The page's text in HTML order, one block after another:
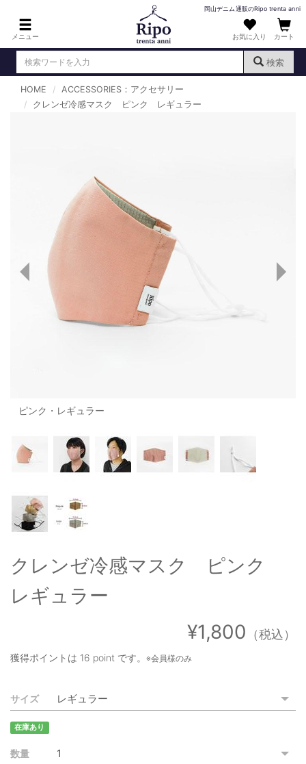
メニュー
岡山デニム通販のRipo trenta anni
お気に入り カート
検索
ログイン （新規会員登録）
PANTS : パンツ
TOPS : トップス
OUTERS : アウター
OUTERS : アウター
MENS : メンズ
LADIES : レディース
新規会員登録
お買い物カゴ
特定商取引法に基づく表記
HOME
ACCESSORIES：アクセサリー
クレンゼ冷感マスク ピンク レギュラー
ピンク・レギュラー
クレンゼ冷感マスク ピンク
レギュラー
¥1,800 （税込）
獲得ポイントは 16 point です。 ※会員様のみ
サイズ
在庫あり
数量